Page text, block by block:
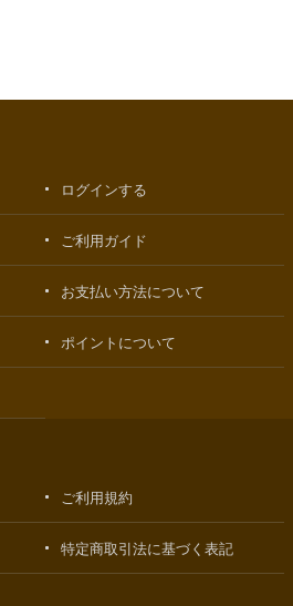
ログインする
ご利用ガイド
お支払い方法について
ポイントについて
ご利用規約
特定商取引法に基づく表記